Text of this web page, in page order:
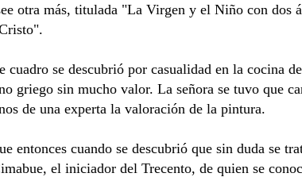
otra más, titulada "La Virgen y el Niño con dos
cuadro se descubrió por casualidad en la cocina
griego sin mucho valor. La señora se tuvo que
de una experta la valoración de la pintura.
entonces cuando se descubrió que sin duda se
el iniciador del Trecento, de quien se